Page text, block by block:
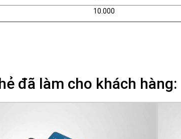
10.000
đã làm cho khách hàng: